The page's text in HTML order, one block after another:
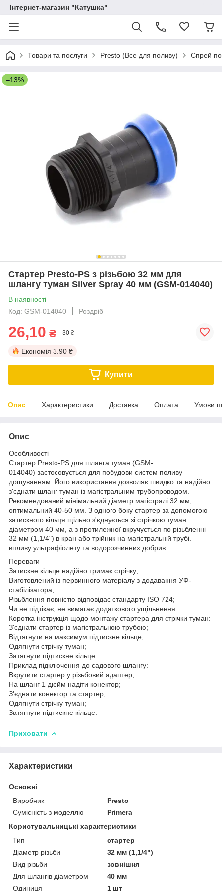
Інтернет-магазин "Катушка"
Товари та послуги Presto (Все для поливу) Спрей
–13%
Стартер Presto-PS з різьбою 32 мм для
шлангу туман Silver Spray 40 мм (GSM-014040)
В наявності
Код: GSM-014040
Роздріб
26,10 ₴ 30 ₴
Економія 3.90 ₴
Купити
Опис Характеристики Доставка Оплата Умови
Опис
Особливості
Стартер Presto-PS для шланга туман (GSM-
014040) застосовується для побудови систем поливу
дощуванням. Його використання дозволяє швидко та надійно
з'єднати шланг туман із магістральним трубопроводом.
Рекомендований мінімальний діаметр магістралі 32 мм,
оптимальний 40-50 мм. З одного боку стартер за допомогою
затискного кільця щільно з'єднується зі стрічкою туман
діаметром 40 мм, а з протилежної вкручується по різьбленні
32 мм (1,1/4") в кран або трійник на магістральній трубі.
впливу ультрафіолету та водорозчинних добрив.
Переваги
Затискне кільце надійно тримає стрічку;
Виготовлений із первинного матеріалу з додавання УФ-
стабілізатора;
Різьблення повністю відповідає стандарту ISO 724;
Чи не підтікає, не вимагає додаткового ущільнення.
Коротка інструкція щодо монтажу стартера для стрічки туман:
З'єднати стартер із магістральною трубою;
Відтягнути на максимум підтискне кільце;
Одягнути стрічку туман;
Затягнути підтискне кільце.
Приклад підключення до садового шлангу:
Вкрутити стартер у різьбовий адаптер;
На шланг 1 дюйм надіти конектор;
З'єднати конектор та стартер;
Одягнути стрічку туман;
Затягнути підтискне кільце.
Приховати
Характеристики
Основні
Виробник
Presto
Сумісність з моделлю
Primera
Користувальницькі характеристики
Тип
стартер
Діаметр різьби
32 мм (1,1/4")
Вид різьби
зовнішня
Для шлангів діаметром
40 мм
Одиниця
1 шт